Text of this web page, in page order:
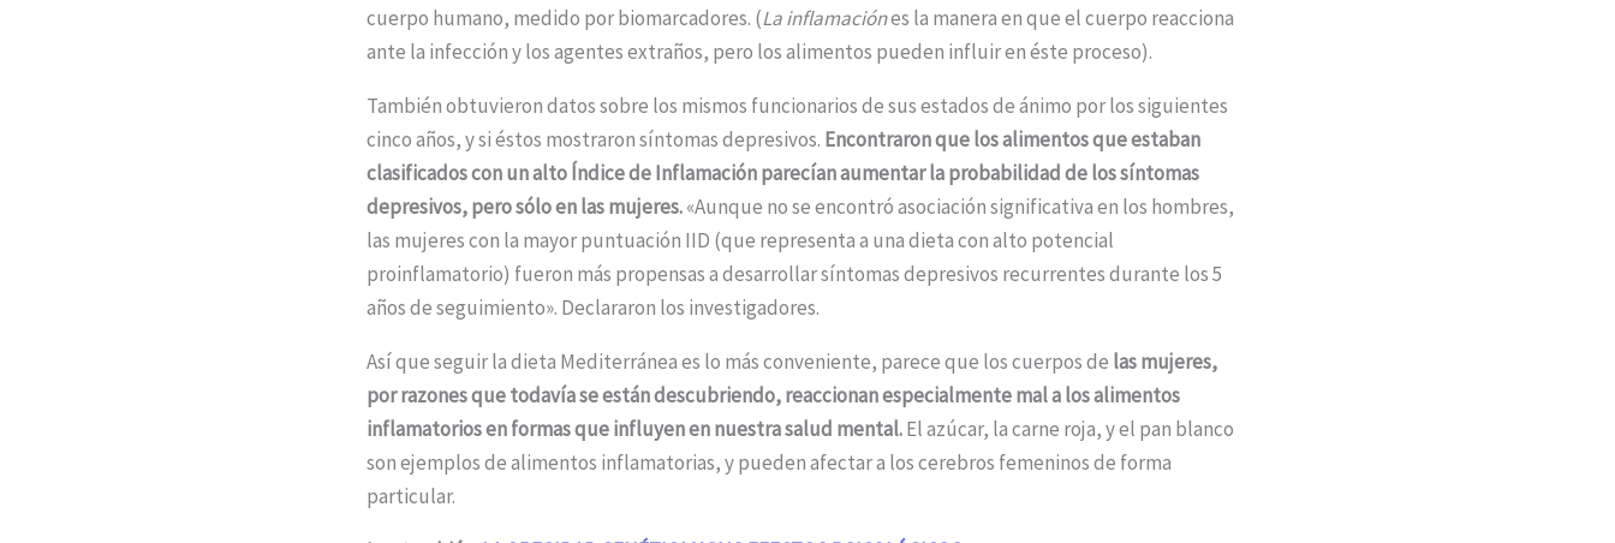
cuerpo humano, medido por biomarcadores. (La inflamaciónes la manera en que el cuerpo reacciona
ante la infección y los agentes extraños, pero los alimentos pueden influir en éste proceso).
También obtuvieron datos sobre los mismos funcionarios de sus estados de ánimo por los siguientes
cinco años, y si éstos mostraron síntomas depresivos. Encontraron que los alimentos que estaban
clasificados con un alto Índice de Inflamación parecían aumentar la probabilidad de los síntomas
depresivos, pero sólo en las mujeres.«Aunque no se encontró asociación significativa en los hombres,
las mujeres con la mayor puntuación IID (que representa a una dieta con alto potencial
proinflamatorio) fueron más propensas a desarrollar síntomas depresivos recurrentes durante los 5
años de seguimiento». Declararon los investigadores.
Así que seguir la dieta Mediterránea es lo más conveniente, parece que los cuerpos de las mujeres,
por razones que todavía se están descubriendo, reaccionan especialmente mal a los alimentos
inflamatorios en formas que influyen en nuestra salud mental.El azúcar, la carne roja, y el pan blanco
son ejemplos de alimentos inflamatorias, y pueden afectar a los cerebros femeninos de forma
particular.